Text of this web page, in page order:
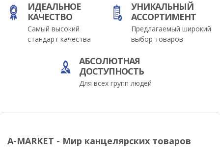
ИДЕАЛЬНОЕ
КАЧЕСТВО
Самый высокий
стандарт качества
УНИКАЛЬНЫЙ
АССОРТИМЕНТ
Предлагаемый широкий
выбор товаров
АБСОЛЮТНАЯ
ДОСТУПНОСТЬ
Для всех групп людей
A-MARKET - Мир канцелярских товаров